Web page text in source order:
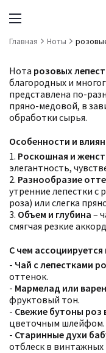
Главная Ноты
Нота розовых
благородных и
представлена по-
пряно-медовой, в
обработки сырья.
Особенности и
1. Роскошная и
элегантность,
2. Разнообразие
утренние лепестки с
роза) или слегка
3. Объем и глубина –
смягчая резкие
С чем
- Чай с лепестками
оттенок.
- Мармелад или
фруктовый тон.
- Свежие бутоны роз
цветочным шлейфом.
- Старинные духи
отблеск в винтажных